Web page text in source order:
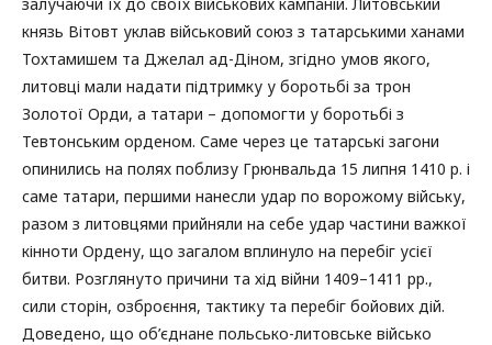
князь Вітовт уклав військовий союз з татарськими ханами
Тохтамишем та Джелал ад-Діном, згідно умов якого,
литовці мали надати підтримку у боротьбі за трон
Золотої Орди, а татари – допомогти у боротьбі з
Тевтонським орденом. Саме через це татарські загони
опинились на полях поблизу Грюнвальда 15 липня 1410 р. і
саме татари, першими нанесли удар по ворожому війську,
разом з литовцями прийняли на себе удар частини важкої
кінноти Ордену, що загалом вплинуло на перебіг усієї
битви. Розглянуто причини та хід війни 1409–1411 рр.,
сили сторін, озброєння, тактику та перебіг бойових дій.
Доведено, що об’єднане польсько-литовське військо